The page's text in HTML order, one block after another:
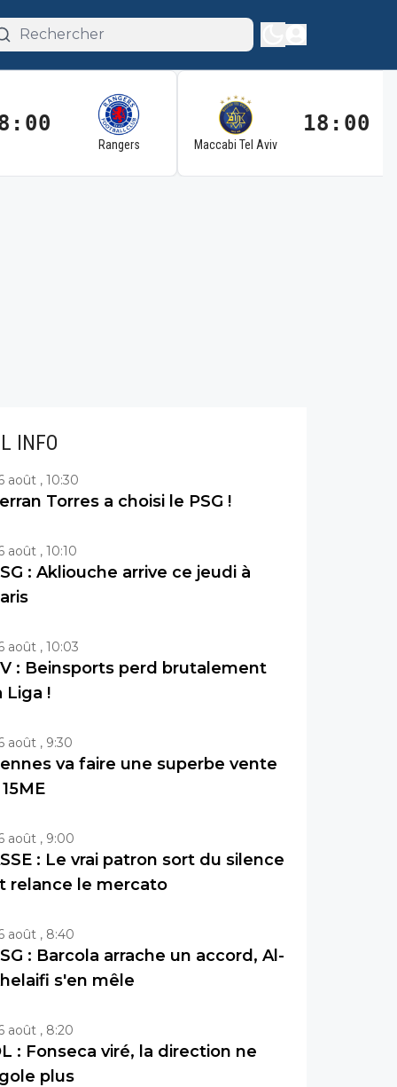
Rangers Maccabi Tel Aviv
18:00
INFO
août , 10:30
Torres a choisi le PSG !
août , 10:10
: Akliouche arrive ce jeudi à
août , 10:03
: Beinsports perd brutalement
Liga !
août , 9:30
va faire une superbe vente
août , 9:00
: Le vrai patron sort du silence
relance le mercato
août , 8:40
: Barcola arrache un accord, Al-
s'en mêle
août , 8:20
: Fonseca viré, la direction ne
plus